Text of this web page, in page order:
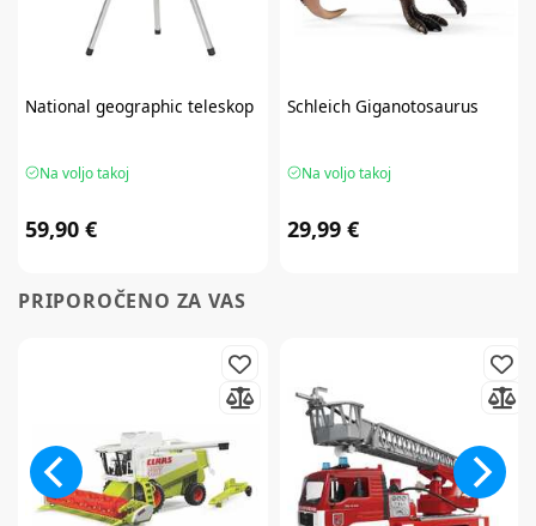
National geographic teleskop
Na voljo takoj
59,90 €
SchleichGiganotosaurus
Na voljo takoj
29,99 €
PRIPOROČENO ZA VAS